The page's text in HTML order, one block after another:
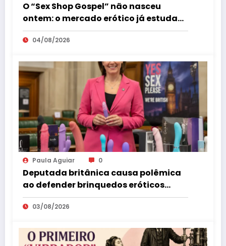
O “Sex Shop Gospel” não nasceu
ontem: o mercado erótico já estuda
esse consumidor há mais de uma
década
04/08/2026
Paula Aguiar 0
Deputada britânica causa polêmica
ao defender brinquedos eróticos
como parte da educação sexual
03/08/2026